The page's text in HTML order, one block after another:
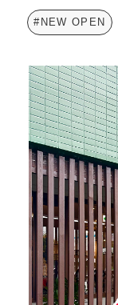
#NEW OPEN